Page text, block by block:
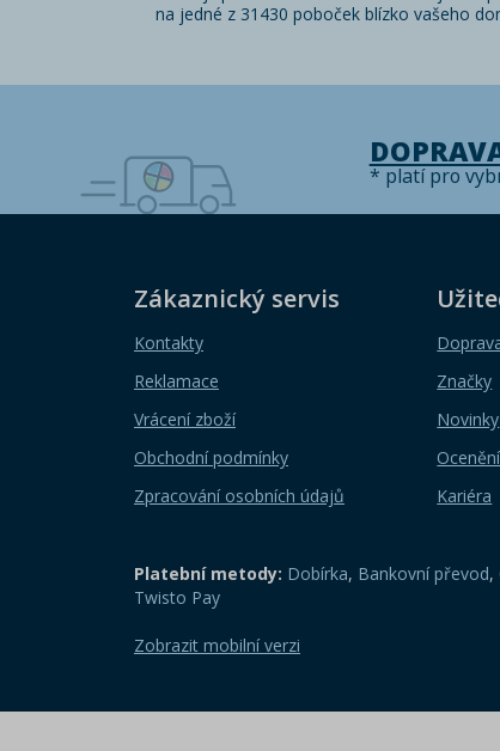
na jedné z 31430 poboček blízko vašeho
* platí pro
Zákaznický servis
Kontakty
Reklamace
Vrácení zboží
Obchodní podmínky
Zpracování osobních údajů
Značky
Novinky
Kariéra
Platební metody: Dobírka, Bankovní převod,
Twisto Pay
Zobrazit mobilní verzi